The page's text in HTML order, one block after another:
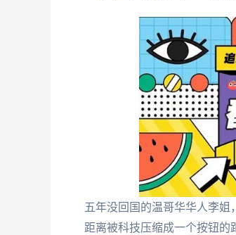
五年没回国的温哥华华人李
距离被科技压缩成一个按钮的